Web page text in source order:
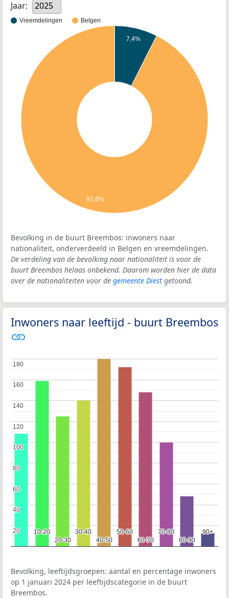
Jaar: 2025
Vreemdelingen Belgen
7,4%
92,6%
Bevolking in de buurt Breembos: inwoners naar
nationaliteit, onderverdeeld in Belgen en vreemdelingen.
De verdeling van de bevolking naar nationaliteit is voor de
buurt Breembos helaas onbekend. Daarom worden hier de data
over de nationaliteiten voor de gemeente Diest getoond.
Inwoners naar leeftijd - buurt Breembos
10-20
10-20
20-30
20-30
30-40
30-40
40-50
40-50
50-60
50-60
60-70
60-70
70-80
70-80
80-90
80-90
90+
90+
20
20
40
40
60
60
80
80
100
100
120
120
140
140
160
160
180
180
Bevolking, leeftijdsgroepen: aantal en percentage inwoners
op 1 januari 2024 per leeftijdscategorie in de buurt
Breembos.